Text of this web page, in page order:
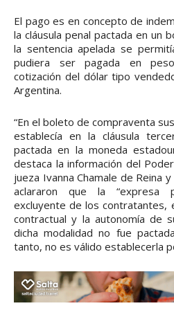
El pago es en concepto de
la cláusula penal pactada en un
la sentencia apelada se
pudiera ser pagada en
cotización del dólar tipo
Argentina.
“En el boleto de compraventa
establecía en la cláusula
pactada en la moneda
destaca la información del
jueza Ivanna Chamale de Reina
aclararon que la “expresa
excluyente de los contratantes,
contractual y la autonomía de
dicha modalidad no fue
tanto, no es válido establecerla